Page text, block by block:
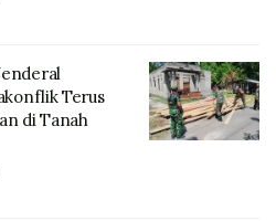
Terus
di Tanah